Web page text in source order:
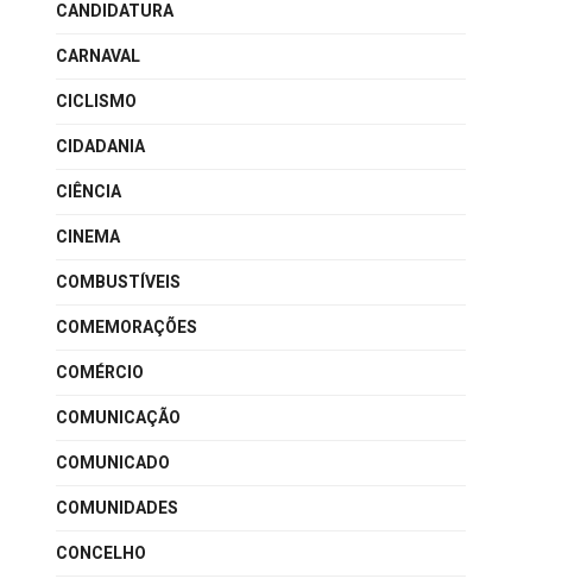
CANDIDATURA
CARNAVAL
CICLISMO
CIDADANIA
CIÊNCIA
CINEMA
COMBUSTÍVEIS
COMEMORAÇÕES
COMÉRCIO
COMUNICAÇÃO
COMUNICADO
COMUNIDADES
CONCELHO